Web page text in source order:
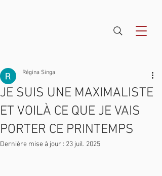
JE SUIS UNE MAXIMALISTE
ET VOILÀ CE QUE JE VAIS
PORTER CE PRINTEMPS
Régina Singa
Dernière mise à jour : 23 juil. 2025